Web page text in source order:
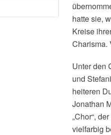
hatte sie,
Kreise
Charisma.
Unter den
und
heiteren
Jonathan
„Chor“,
vielfarbig